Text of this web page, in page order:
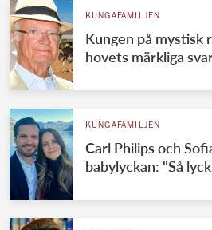
KUNGAFAMILJEN
Kungen på mystisk
hovets märkliga
KUNGAFAMILJEN
Carl Philips och
babylyckan: "Så